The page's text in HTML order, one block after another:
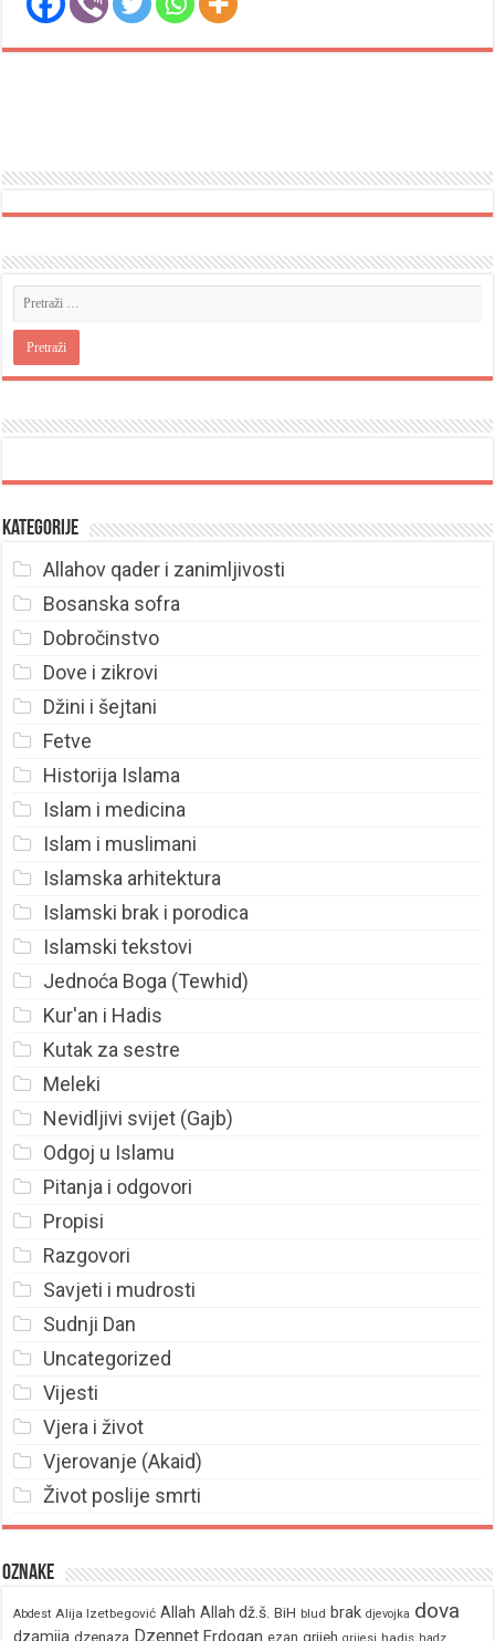
Kategorije
Allahov qader i zanimljivosti
Bosanska sofra
Dobročinstvo
Dove i zikrovi
Džini i šejtani
Fetve
Historija Islama
Islam i medicina
Islam i muslimani
Islamska arhitektura
Islamski brak i porodica
Islamski tekstovi
Jednoća Boga (Tewhid)
Kur'an i Hadis
Kutak za sestre
Meleki
Nevidljivi svijet (Gajb)
Odgoj u Islamu
Pitanja i odgovori
Propisi
Razgovori
Savjeti i mudrosti
Sudnji Dan
Uncategorized
Vijesti
Vjera i život
Vjerovanje (Akaid)
Život poslije smrti
Oznake
Abdest Alija Izetbegović Allah Allah dž.š. BiH blud brak djevojka dova
dzamija dzenaza Dzennet Erdogan ezan grijeh hadis